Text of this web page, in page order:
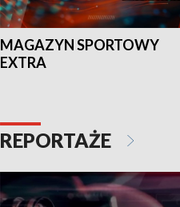
MAGAZYN SPORTOWY
EXTRA
REPORTAŻE